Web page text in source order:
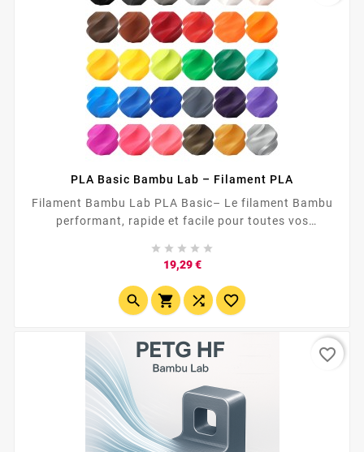
PLA Basic Bambu Lab – Filament PLA
Filament Bambu Lab PLA Basic– Le filament Bambu
performant, rapide et facile pour toutes vos
filament PLA Bambu Lab Le filament Bambu de type
PLA est conçu pour offrir une impression 3D fluide,
stable et colorée , sans compromis. Avec jusqu'à 30
teintes éclatantes...
    
19,29 €Prix
   
favorite_border